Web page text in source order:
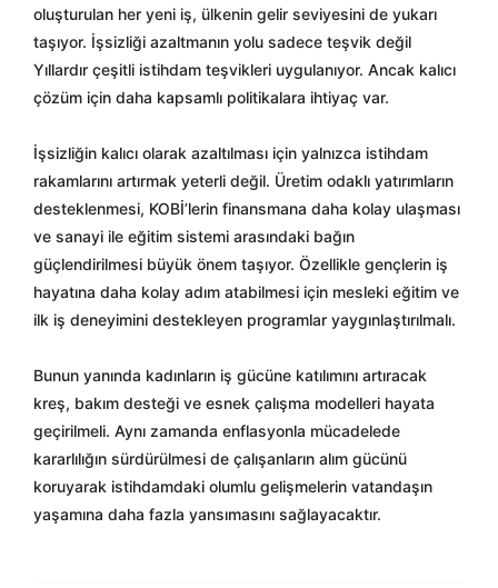
oluşturulan her yeni iş, ülkenin gelir seviyesini de yukarı
taşıyor. İşsizliği azaltmanın yolu sadece teşvik değil
Yıllardır çeşitli istihdam teşvikleri uygulanıyor. Ancak kalıcı
çözüm için daha kapsamlı politikalara ihtiyaç var.
İşsizliğin kalıcı olarak azaltılması için yalnızca istihdam
rakamlarını artırmak yeterli değil. Üretim odaklı yatırımların
desteklenmesi, KOBİ’lerin finansmana daha kolay ulaşması
ve sanayi ile eğitim sistemi arasındaki bağın
güçlendirilmesi büyük önem taşıyor. Özellikle gençlerin iş
hayatına daha kolay adım atabilmesi için mesleki eğitim ve
ilk iş deneyimini destekleyen programlar yaygınlaştırılmalı.
Bunun yanında kadınların iş gücüne katılımını artıracak
kreş, bakım desteği ve esnek çalışma modelleri hayata
geçirilmeli. Aynı zamanda enflasyonla mücadelede
kararlılığın sürdürülmesi de çalışanların alım gücünü
koruyarak istihdamdaki olumlu gelişmelerin vatandaşın
yaşamına daha fazla yansımasını sağlayacaktır.